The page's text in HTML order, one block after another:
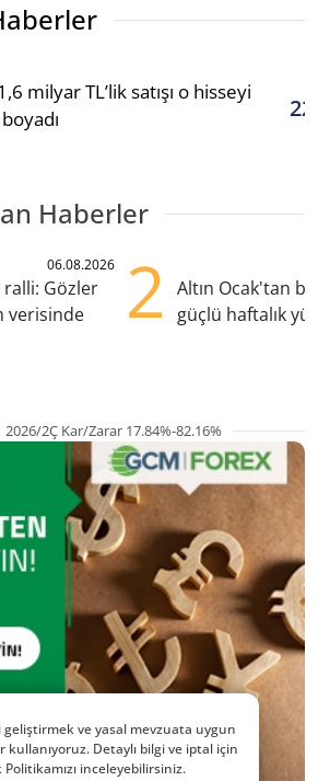
milyar TL’lik satışı o hisseyi
boyadı
Haberler
06.08.2026
ralli: Gözler
verisinde
2
Altın Ocak'tan
güçlü haftalık
2Ç Kar/Zarar 17.84%-82.16%
ve yasal mevzuata uygun
kullanıyoruz. Detaylı bilgi ve iptal için
Politikamızı inceleyebilirsiniz.